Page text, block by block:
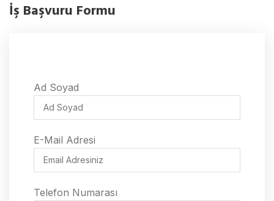
İş Başvuru Formu
Ad Soyad
E-Mail Adresi
Telefon Numarası